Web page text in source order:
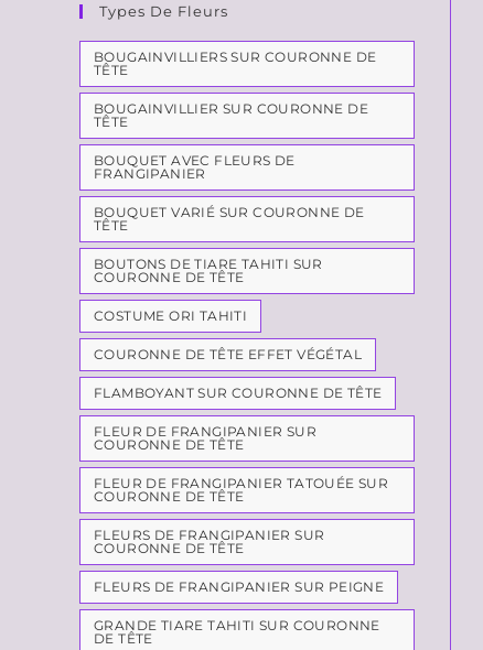
Types De Fleurs
BOUGAINVILLIERS SUR COURONNE DE
TÊTE
BOUGAINVILLIER SUR COURONNE DE
TÊTE
BOUQUET AVEC FLEURS DE
FRANGIPANIER
BOUQUET VARIÉ SUR COURONNE DE
TÊTE
BOUTONS DE TIARE TAHITI SUR
COURONNE DE TÊTE
COSTUME ORI TAHITI
COURONNE DE TÊTE EFFET VÉGÉTAL
FLAMBOYANT SUR COURONNE DE TÊTE
FLEUR DE FRANGIPANIER SUR
COURONNE DE TÊTE
FLEUR DE FRANGIPANIER TATOUÉE SUR
COURONNE DE TÊTE
FLEURS DE FRANGIPANIER SUR
COURONNE DE TÊTE
FLEURS DE FRANGIPANIER SUR PEIGNE
GRANDE TIARE TAHITI SUR COURONNE
DE TÊTE